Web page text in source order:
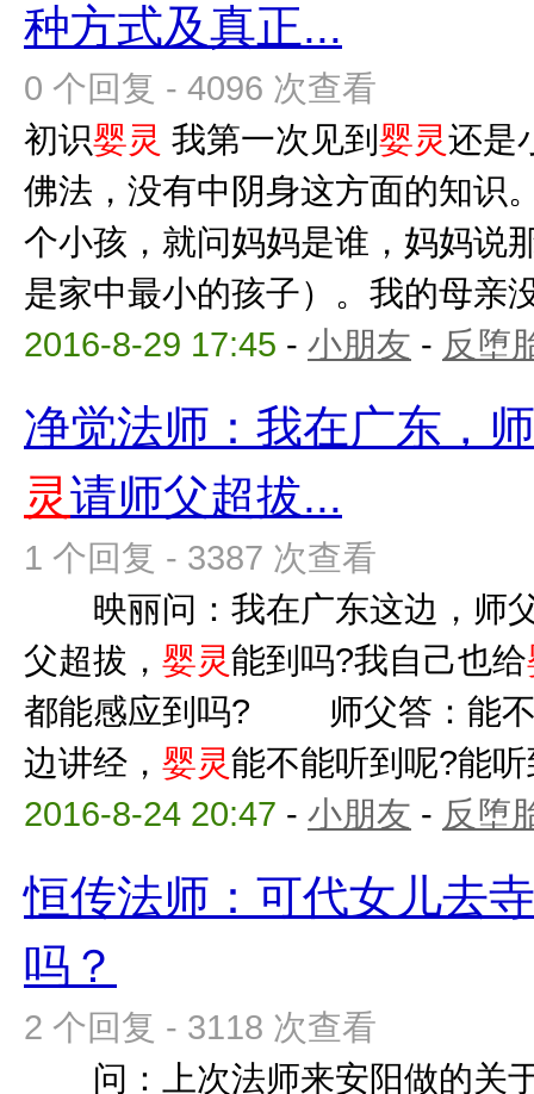
种方式及真正...
0 个回复 - 4096 次查看
初识婴灵 我第一次见到婴灵还是
佛法，没有中阴身这方面的知识
个小孩，就问妈妈是谁，妈妈说
是家中最小的孩子）。我的母亲
2016-8-29 17:45 - 小朋友 - 反堕
净觉法师：我在广东，
灵请师父超拔...
1 个回复 - 3387 次查看
映丽问：我在广东这边，师
父超拔， 婴灵能到吗?我自己也给
都能感应到吗? 师父答：能不
边讲经， 婴灵能不能听到呢?能
2016-8-24 20:47 - 小朋友 - 反堕
恒传法师：可代女儿去
吗？
2 个回复 - 3118 次查看
问：上次法师来安阳做的关